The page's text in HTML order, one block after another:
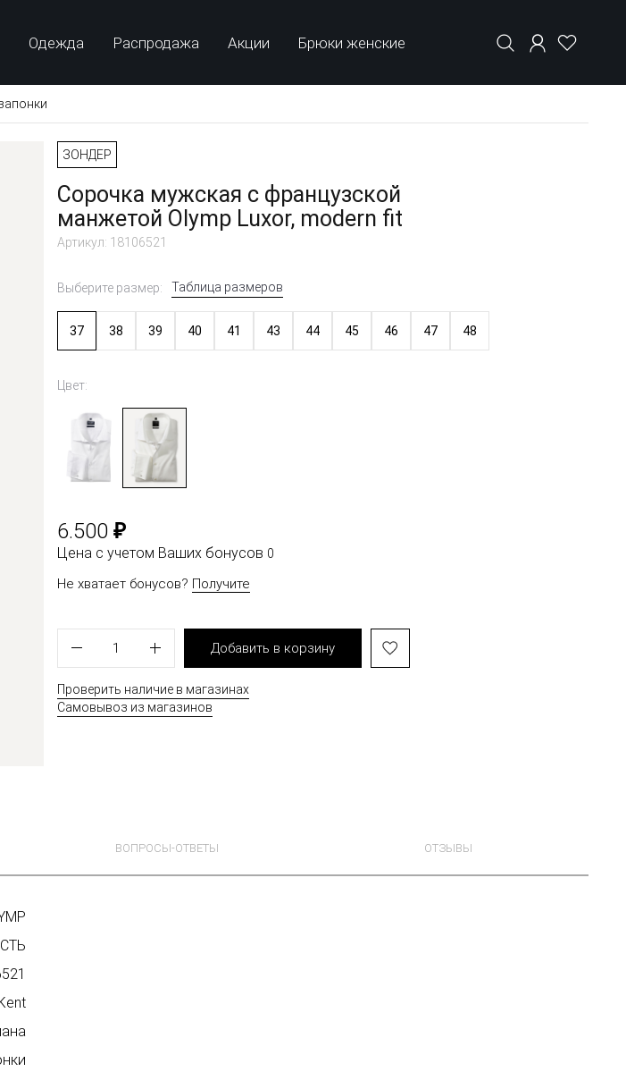
Одежда Распродажа Акции Брюки женские
ЗОНДЕР
Сорочка мужская с французской
манжетой Olymp Luxor, modern fit
Артикул: 18106521
Выберите размер: Таблица размеров
37 38 39 40 41 43 44 45 46 47 48
Цвет:
6.500 ₽
Цена с учетом Ваших бонусов 0
Не хватает бонусов? Получите
1 Добавить в корзину
Проверить наличие в магазинах
Самовывоз из магазинов
ВОПРОСЫ-ОТВЕТЫ ОТЗЫВЫ